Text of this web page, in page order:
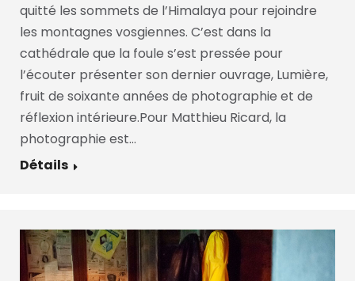
quitté les sommets de l’Himalaya pour rejoindre
les montagnes vosgiennes. C’est dans la
cathédrale que la foule s’est pressée pour
l’écouter présenter son dernier ouvrage, Lumière,
fruit de soixante années de photographie et de
réflexion intérieure.Pour Matthieu Ricard, la
photographie est…
Détails